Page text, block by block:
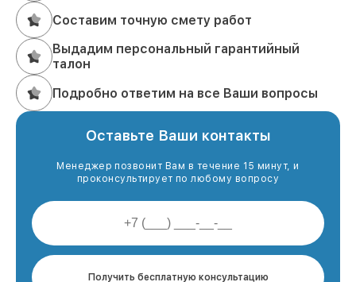
Составим точную смету работ
Выдадим персональный гарантийный
талон
Подробно ответим на все Ваши вопросы
Оставьте Ваши контакты
Менеджер позвонит Вам в течение 15 минут, и
проконсультирует по любому вопросу
Получить бесплатную консультацию